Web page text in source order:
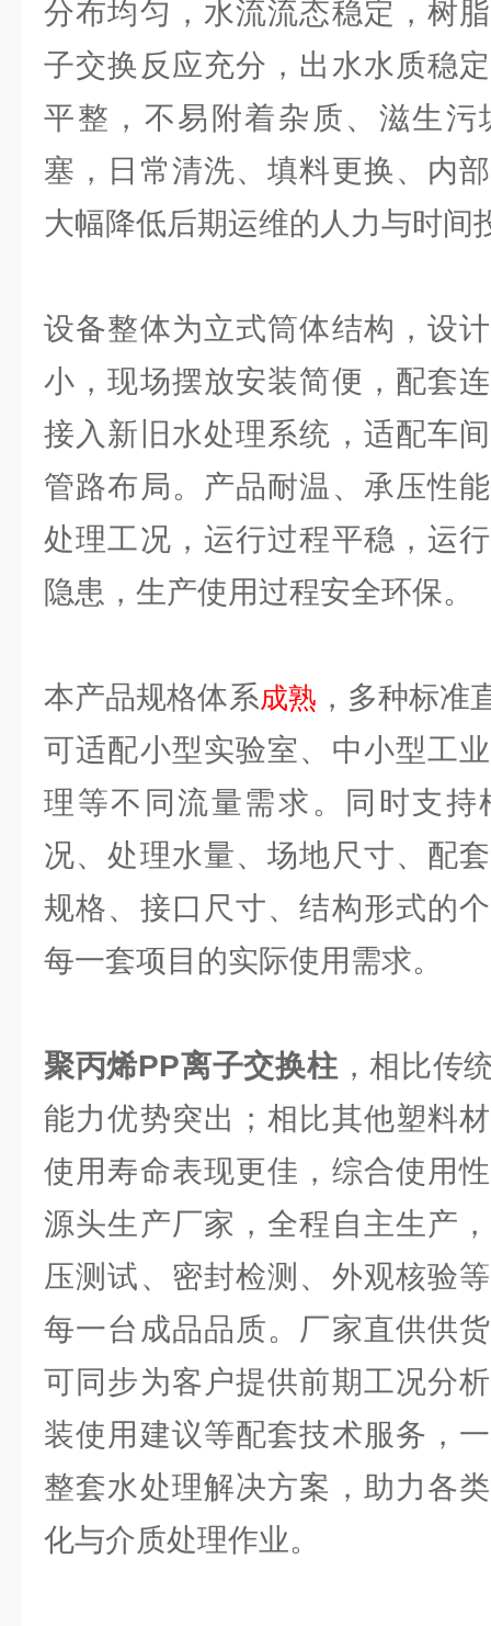
分布均匀，水流流态稳定，树
子交换反应充分，出水水质稳
平整，不易附着杂质、滋生污
塞，日常清洗、填料更换、内
大幅降低后期运维的人力与时间
设备整体为立式筒体结构，设
小，现场摆放安装简便，配套
接入新旧水处理系统，适配车
管路布局。产品耐温、承压性
处理工况，运行过程平稳，运
隐患，生产使用过程安全环保。
本产品规格体系成熟 ，多种标准
可适配小型实验室、中小型工
理等不同流量需求。同时支持
况、处理水量、场地尺寸、配
规格、接口尺寸、结构形式的
每一套项目的实际使用需求。
聚丙烯PP离子交换柱 ，相比传
能力优势突出；相比其他塑料
使用寿命表现更佳，综合使用
源头生产厂家，全程自主生产
压测试、密封检测、外观核验
每一台成品品质。厂家直供供
可同步为客户提供前期工况分
装使用建议等配套技术服务，
整套水处理解决方案，助力各
化与介质处理作业。